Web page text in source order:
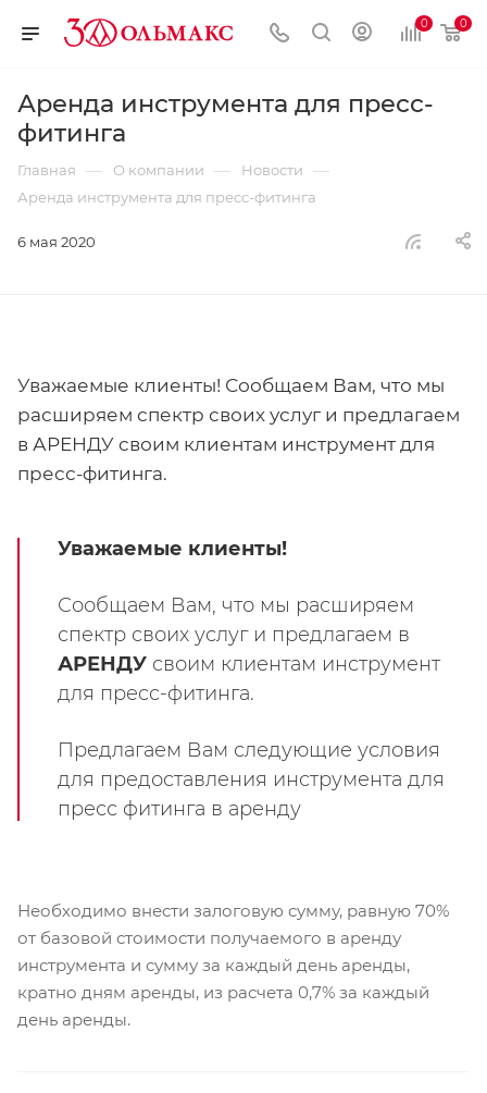
0 0
Аренда инструмента для пресс-
фитинга
Главная — О компании — Новости —
Аренда инструмента для пресс-фитинга
6 мая 2020
Уважаемые клиенты! Сообщаем Вам, что мы
расширяем спектр своих услуг и предлагаем
в АРЕНДУ своим клиентам инструмент для
пресс-фитинга.
Уважаемые клиенты!
Сообщаем Вам, что мы расширяем
спектр своих услуг и предлагаем в
АРЕНДУ своим клиентам инструмент
для пресс-фитинга.
Предлагаем Вам следующие условия
для предоставления инструмента для
пресс фитинга в аренду
Необходимо внести залоговую сумму, равную 70%
от базовой стоимости получаемого в аренду
инструмента и сумму за каждый день аренды,
кратно дням аренды, из расчета 0,7% за каждый
день аренды.